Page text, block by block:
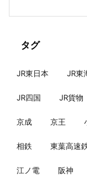
タグ
JR東日本 JR東
JR四国 JR貨物
京成 京王
相鉄 東葉高速
江ノ電 阪神